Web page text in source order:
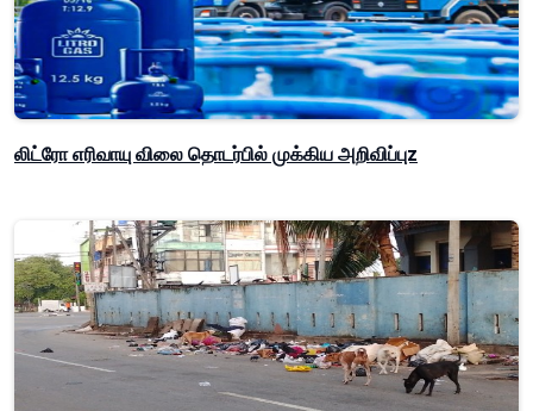
லிட்ரோ எரிவாயு விலை தொடர்பில் முக்கிய அறிவிப்புz